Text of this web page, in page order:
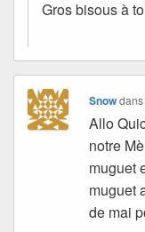
Gros bisous à
Snow
Allo
notre
muguet
muguet
de mai